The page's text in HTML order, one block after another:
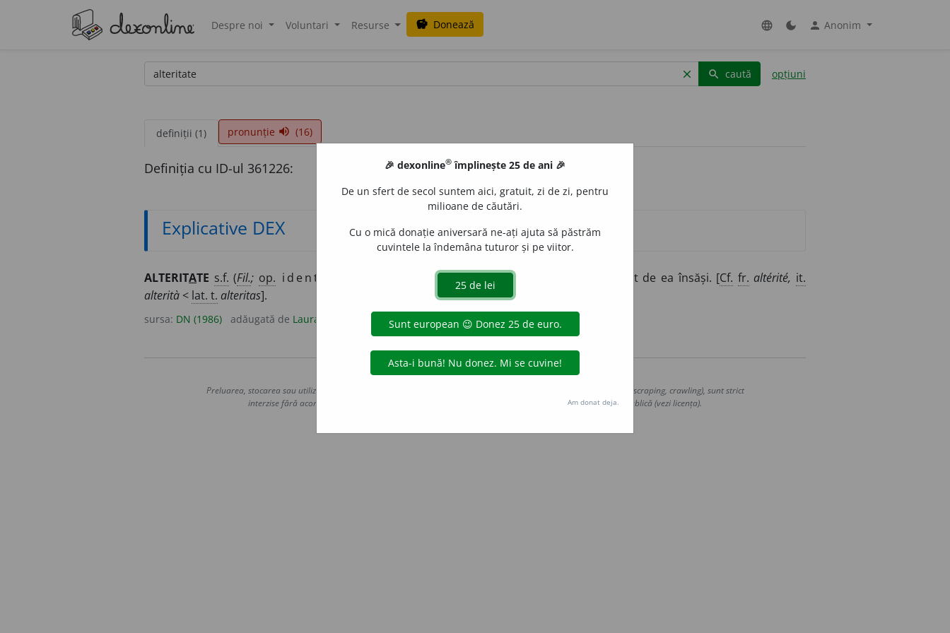
Despre noi Voluntari Resurse savings Donează language dark_mode person Anonim
clear search caută opțiuni
definiții (1) pronunție volume_up (16)
Definiția cu ID-ul 361226:
Explicative DEX
ALTERITATE s.f. (Fil.; op. identitate ) Existența, ființa privită din punct de vedere diferit de ea însăși. [Cf. fr. altérité, it.
alterità < lat. t. alteritas].
sursa: DN (1986) adăugată de LauraGellner acțiuni
Copyright © 2004-2026 dexonline (https://dexonline.ro)
Preluarea, stocarea sau utilizarea datelor de pe acest site, inclusiv prin orice metode de extragere automată (web scraping, crawling), sunt strict
interzise fără acordul nostru prealabil scris, cu excepția seturilor de date oferite oficial spre utilizare publică (vezi licența).
🎉 dexonline® împlinește 25 de ani 🎉
De un sfert de secol suntem aici, gratuit, zi de zi, pentru
milioane de căutări.
Cu o mică donație aniversară ne-ați ajuta să păstrăm
cuvintele la îndemâna tuturor și pe viitor.
Am donat deja.